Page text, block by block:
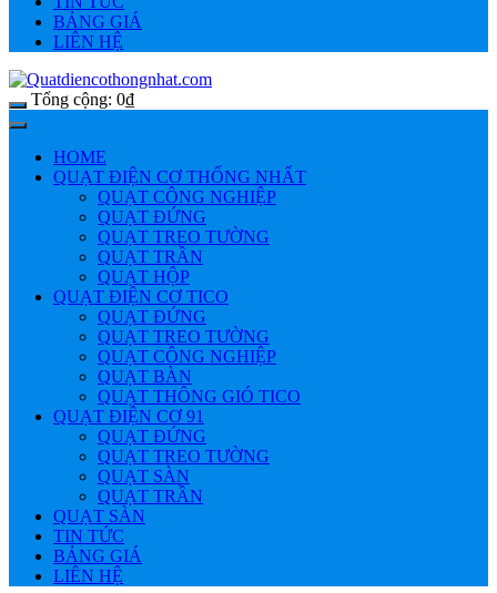
BẢNG GIÁ
LIÊN HỆ
Tổng cộng: 0₫
HOME
QUẠT ĐIỆN CƠ THỐNG NHẤT
QUẠT CÔNG NGHIỆP
QUẠT ĐỨNG
QUẠT TREO TƯỜNG
QUẠT TRẦN
QUẠT HỘP
QUẠT ĐIỆN CƠ TICO
QUẠT ĐỨNG
QUẠT TREO TƯỜNG
QUẠT CÔNG NGHIỆP
QUẠT BÀN
QUẠT THÔNG GIÓ TICO
QUẠT ĐIỆN CƠ 91
QUẠT ĐỨNG
QUẠT TREO TƯỜNG
QUẠT SÀN
QUẠT TRẦN
QUẠT SÀN
TIN TỨC
BẢNG GIÁ
LIÊN HỆ